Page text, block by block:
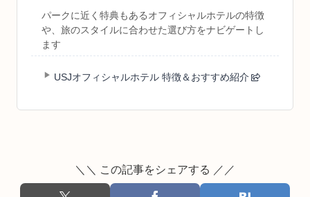
パークに近く特典もあるオフィシャルホテルの特徴
や、旅のスタイルに合わせた選び方をナビゲートし
ます
USJオフィシャルホテル 特徴＆おすすめ紹介
＼＼ この記事をシェアする ／／